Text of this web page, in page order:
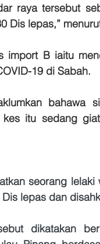
raya tersebut
Dis lepas,”
import B iaitu
19 di Sabah.
bahawa
itu sedang
seorang
lepas dan
dikatakan